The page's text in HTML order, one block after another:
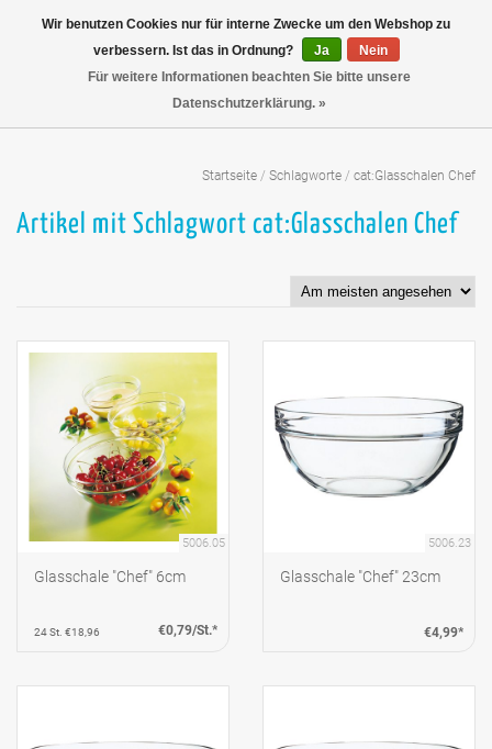
Startseite / Schlagworte / cat:Glasschalen Chef
Artikel mit Schlagwort cat:Glasschalen Chef
5006.05
Glasschale "Chef" 6cm
24 St. €18,96 €0,79/St.*
5006.23
Glasschale "Chef" 23cm
€4,99*
Wir benutzen Cookies nur für interne Zwecke um den Webshop zu
verbessern. Ist das in Ordnung?
Ja
Nein
Für weitere Informationen beachten Sie bitte unsere
Datenschutzerklärung. »